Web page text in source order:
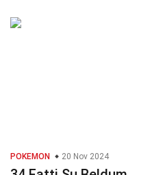
POKEMON 20 Nov 2024